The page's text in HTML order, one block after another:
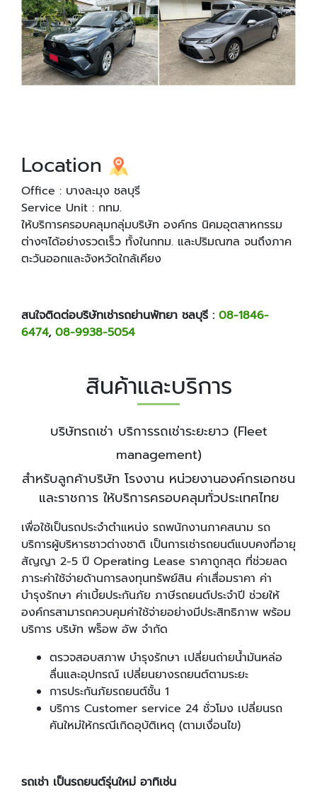
Location
Office : บางละมุง ชลบุรี
Service Unit : กทม.
ให้บริการครอบคลุมกลุ่มบริษัท องค์กร นิคมอุตสาหกรรม
ต่างๆได้อย่างรวดเร็ว ทั้งในกทม. และปริมณฑล จนถึงภาค
ตะวันออกและจังหวัดใกล้เคียง
สนใจติดต่อบริษัทเช่ารถย่านพัทยา ชลบุรี : 08-1846-
6474, 08-9938-5054
สินค้าและบริการ
บริษัทรถเช่า บริการรถเช่าระยะยาว (Fleet
management)
สำหรับลูกค้าบริษัท โรงงาน หน่วยงานองค์กรเอกชน
และราชการ ให้บริการครอบคลุมทั่วประเทศไทย
เพื่อใช้เป็นรถประจำตำแหน่ง รถพนักงานภาคสนาม รถ
บริการผู้บริหารชาวต่างชาติ เป็นการเช่ารถยนต์แบบคงที่อายุ
สัญญา 2-5 ปี Operating Lease ราคาถูกสุด ที่ช่วยลด
ภาระค่าใช้จ่ายด้านการลงทุนทรัพย์สิน ค่าเสื่อมราคา ค่า
บำรุงรักษา ค่าเบี้ยประกันภัย ภาษีรถยนต์ประจำปี ช่วยให้
องค์กรสามารถควบคุมค่าใช้จ่ายอย่างมีประสิทธิภาพ พร้อม
บริการ บริษัท พร็อพ อัพ จำกัด
ตรวจสอบสภาพ บำรุงรักษา เปลี่ยนถ่ายน้ำมันหล่อ
ลื่นและอุปกรณ์ เปลี่ยนยางรถยนต์ตามระยะ
การประกันภัยรถยนต์ชั้น 1
บริการ Customer service 24 ชั่วโมง เปลี่ยนรถ
คันใหม่ให้กรณีเกิดอุบัติเหตุ (ตามเงื่อนไข)
รถเช่า เป็นรถยนต์รุ่นใหม่ อาทิเช่น